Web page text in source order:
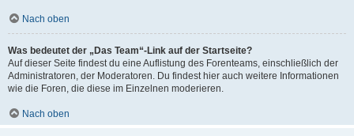
Nach oben
Was bedeutet der „Das Team“-Link auf der Startseite?
Auf dieser Seite findest du eine Auflistung des Forenteams, einschließlich der
Administratoren, der Moderatoren. Du findest hier auch weitere Informationen
wie die Foren, die diese im Einzelnen moderieren.
Nach oben